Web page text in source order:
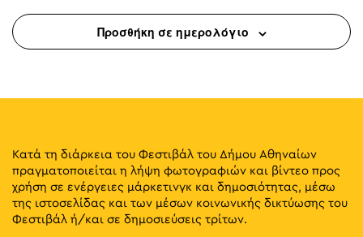
Προσθήκη σε ημερολόγιο
Κατά τη διάρκεια του Φεστιβάλ του Δήμου Αθηναίων
πραγματοποιείται η λήψη φωτογραφιών και βίντεο προς
χρήση σε ενέργειες μάρκετινγκ και δημοσιότητας, μέσω
της ιστοσελίδας και των μέσων κοινωνικής δικτύωσης του
Φεστιβάλ ή/και σε δημοσιεύσεις τρίτων.